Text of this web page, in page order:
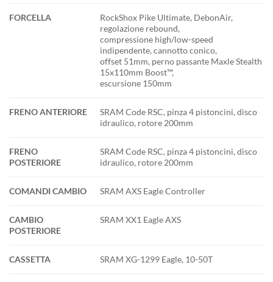
FORCELLA
RockShox Pike Ultimate, DebonAir,
regolazione rebound,
compressione high/low-speed
indipendente, cannotto conico,
offset 51mm, perno passante Maxle Stealth
15x110mm Boost™,
escursione 150mm
FRENO ANTERIORE
SRAM Code RSC, pinza 4 pistoncini, disco
idraulico, rotore 200mm
FRENO
POSTERIORE
SRAM Code RSC, pinza 4 pistoncini, disco
idraulico, rotore 200mm
COMANDI CAMBIO SRAM AXS Eagle Controller
CAMBIO
POSTERIORE
SRAM XX1 Eagle AXS
CASSETTA SRAM XG-1299 Eagle, 10-50T